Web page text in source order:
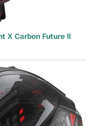
X Carbon Future II